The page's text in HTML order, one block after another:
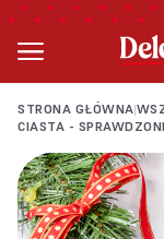
STRONA GŁÓWNA|
CIASTA -